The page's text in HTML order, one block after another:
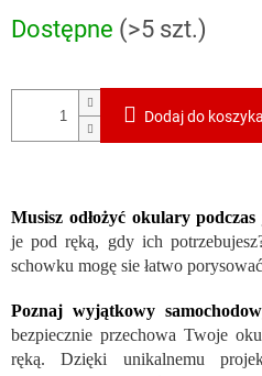
jednostkowa:
Dostępne (>5 szt.)
Dodaj do koszyka
Musisz odłożyć okulary podczas
je pod ręką, gdy ich
schowku mogę sie łatwo
Poznaj wyjątkowy
bezpiecznie przechowa Twoje
ręką. Dzięki unikalnemu